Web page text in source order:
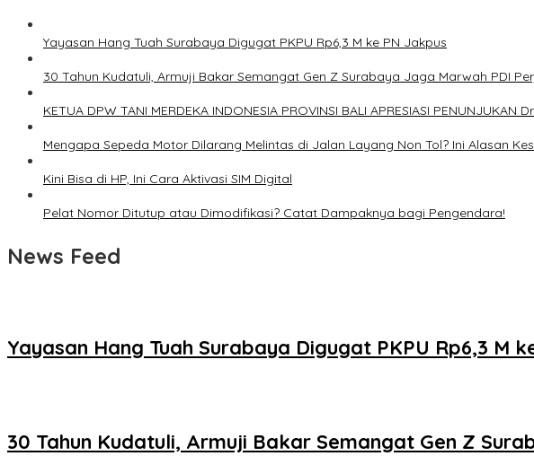
Yayasan Hang Tuah Surabaya Digugat PKPU Rp6,3 M ke PN Jakpus
30 Tahun Kudatuli, Armuji Bakar Semangat Gen Z Surabaya Jaga Marwah PDI
KETUA DPW TANI MERDEKA INDONESIA PROVINSI BALI APRESIASI PENUNJUKAN
Mengapa Sepeda Motor Dilarang Melintas di Jalan Layang Non Tol? Ini Alasan
Kini Bisa di HP, Ini Cara Aktivasi SIM Digital
Pelat Nomor Ditutup atau Dimodifikasi? Catat Dampaknya bagi Pengendara!
News Feed
Yayasan Hang Tuah Surabaya Digugat PKPU Rp6,3 M
30 Tahun Kudatuli, Armuji Bakar Semangat Gen Z